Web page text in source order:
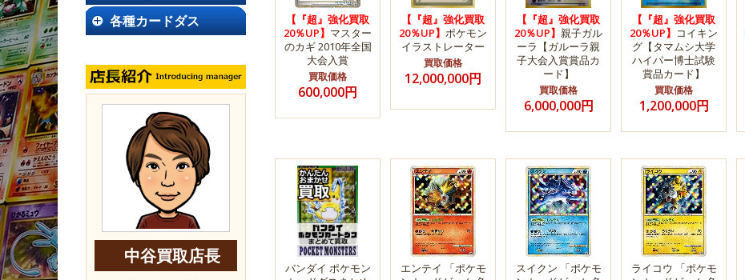
【『超』強化買取
20％UP】 マスター
のカギ 2010年全国
大会入賞
買取価格
600,000円
【『超』強化買取
20％UP】 ポケモン
イラストレーター
買取価格
12,000,000円
【『超』強化買取
20％UP】 親子ガル
ーラ【ガルーラ親
子大会入賞賞品カ
ード】
買取価格
6,000,000円
【『超』強化買取
20％UP】 コイキン
グ【タマムシ大学
ハイパー博士試験
賞品カード】
買取価格
1,200,000円
バンダイ ポケモン
エンテイ 「ポケモ
スイクン 「ポケモ
ライコウ 「ポケモ
各種カードダス
中谷買取店長